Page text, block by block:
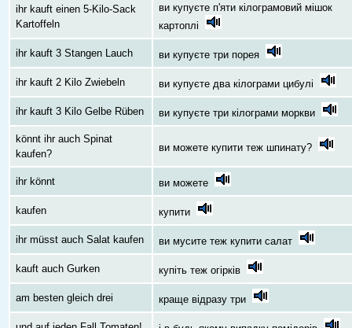
ihr kauft einen 5-Kilo-Sack
Kartoffeln
ви купуєте п'яти кілограмовий мішок
картоплі
ihr kauft 3 Stangen Lauch ви купуєте три порея
ihr kauft 2 Kilo Zwiebeln ви купуєте два кілограми цибулі
ihr kauft 3 Kilo Gelbe Rüben ви купуєте три кілограми моркви
könnt ihr auch Spinat
kaufen?
ви можете купити теж шпинату?
ihr könnt ви можете
kaufen купити
ihr müsst auch Salat kaufen ви мусите теж купити салат
kauft auch Gurken купіть теж огірків
am besten gleich drei краще відразу три